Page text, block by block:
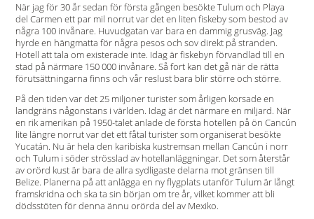
När jag för 30 år sedan för första gången besökte Tulum och Playa
del Carmen ett par mil norrut var det en liten fiskeby som bestod av
några 100 invånare. Huvudgatan var bara en dammig grusväg. Jag
hyrde en hängmatta för några pesos och sov direkt på stranden.
Hotell att tala om existerade inte. Idag är fiskebyn förvandlad till en
stad på närmare 150 000 invånare. Så fort kan det gå när de rätta
förutsättningarna finns och vår reslust bara blir större och större.
På den tiden var det 25 miljoner turister som årligen korsade en
landgräns någonstans i världen. Idag är det närmare en miljard. När
en rik amerikan på 1950-talet anlade de första hotellen på ön Cancún
lite längre norrut var det ett fåtal turister som organiserat besökte
Yucatán. Nu är hela den karibiska kustremsan mellan Cancún i norr
och Tulum i söder strösslad av hotell­anläggningar. Det som återstår
av orörd kust är bara de allra sydligaste delarna mot gränsen till
Belize. Planerna på att anlägga en ny flygplats utanför Tulum är långt
framskridna och ska ta sin början om tre år, vilket kommer att bli
dödsstöten för denna ännu orörda del av Mexiko.